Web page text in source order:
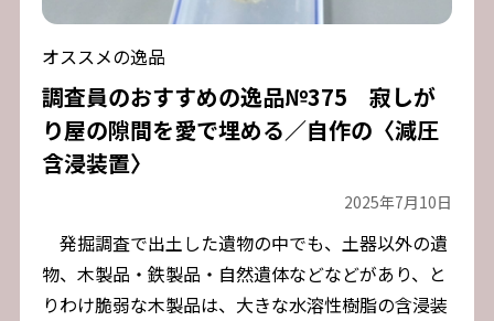
オススメの逸品
調査員のおすすめの逸品№375 寂しが
り屋の隙間を愛で埋める／自作の〈減圧
含浸装置〉
2025年7月10日
発掘調査で出土した遺物の中でも、土器以外の遺
物、木製品・鉄製品・自然遺体などなどがあり、と
りわけ脆弱な木製品は、大きな水溶性樹脂の含浸装